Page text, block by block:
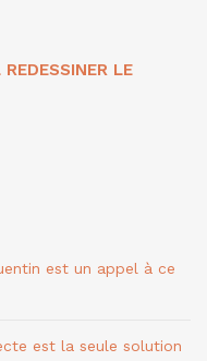
LE
est un appel à ce
est la seule solution